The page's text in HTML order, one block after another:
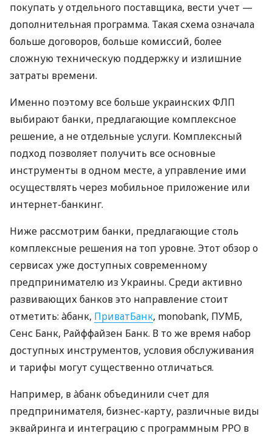
покупать у отдельного поставщика, вести учет —
дополнительная программа. Такая схема означала
больше договоров, больше комиссий, более
сложную техническую поддержку и излишние
затраты времени.
Именно поэтому все больше украинских ФЛП
выбирают банки, предлагающие комплексное
решение, а не отдельные услуги. Комплексный
подход позволяет получить все основные
инструменты в одном месте, а управление ими
осуществлять через мобильное приложение или
интернет-банкинг.
Ниже рассмотрим банки, предлагающие столь
комплексные решения на топ уровне. Этот обзор о
сервисах уже доступных современному
предпринимателю из Украины. Среди активно
развивающих банков это направление стоит
отметить: àбанк, ПриватБанк, monobank, ПУМБ,
Сенс Банк, Райффайзен Банк. В то же время набор
доступных инструментов, условия обслуживания
и тарифы могут существенно отличаться.
Например, в àбанк объединили счет для
предпринимателя, бизнес-карту, различные виды
эквайринга и интеграцию с программным РРО в